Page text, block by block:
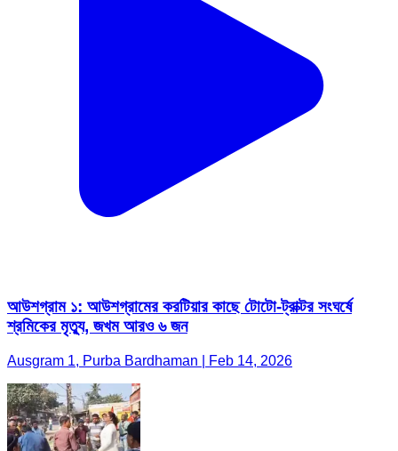
আউশগ্রাম ১: আউশগ্রামের করটিয়ার কাছে টোটো-ট্রাক্টর সংঘর্ষে
শ্রমিকের মৃত্যু, জখম আরও ৬ জন
Ausgram 1, Purba Bardhaman | Feb 14, 2026